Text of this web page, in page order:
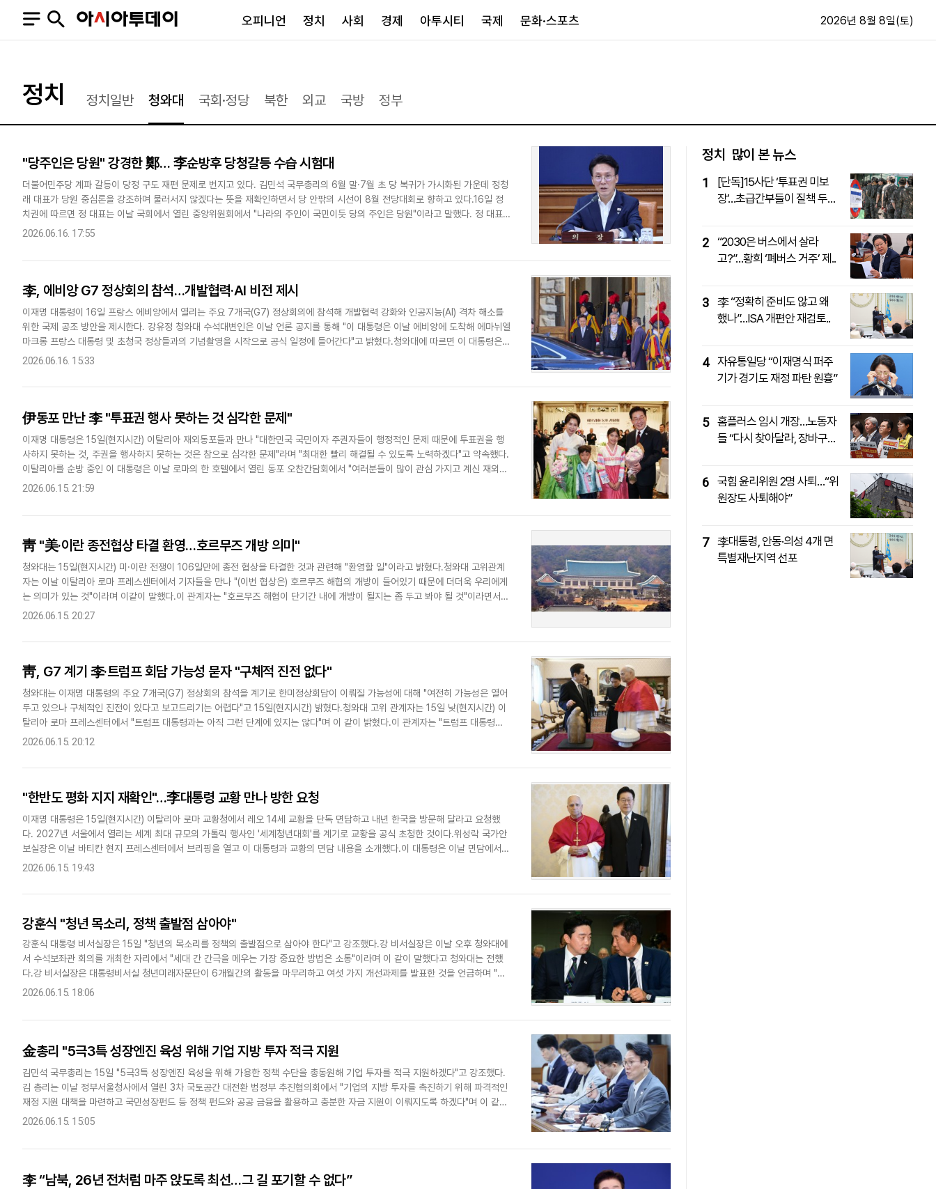
사설
피플
정치일반
청와대
북한
외교
국방
사회일반
교육·행정
노동·복지·환경
보건·의학
경제일반
IT·과학
부동산
영남
호남
중남미
유럽
중동·아프리카
지면보기
구독신청
First Edition
후원하기
알립니다
SNS 뉴스스탠드 네이버블로그 아투TV(유튜브) 페이스북
다국어뉴스 ENGLISH 中文 Tiếng Việt 패밀리사이트 대학동문골프최강전
오피니언 정치 사회 경제 아투시티 국제 문화·스포츠 2026년 8월 8일(토)
정치 정치일반 청와대 국회·정당 북한 외교 국방 정부
"당주인은 당원" 강경한 鄭… 李순방후 당청갈등 수습 시험대
더불어민주당 계파 갈등이 당정 구도 재편 문제로 번지고 있다. 김민석 국무총리의 6월 말·7월 초 당 복귀가 가시화된 가운데 정청
래 대표가 당원 중심론을 강조하며 물러서지 않겠다는 뜻을 재확인하면서 당 안팎의 시선이 8월 전당대회로 향하고 있다.16일 정
치권에 따르면 정 대표는 이날 국회에서 열린 중앙위원회에서 "나라의 주인이 국민이듯 당의 주인은 당원"이라고 말했다. 정 대표
는 "이재명 대통령의 수많은..
2026.06.16. 17:55
李, 에비앙 G7 정상회의 참석…개발협력·AI 비전 제시
이재명 대통령이 16일 프랑스 에비앙에서 열리는 주요 7개국(G7) 정상회의에 참석해 개발협력 강화와 인공지능(AI) 격차 해소를
위한 국제 공조 방안을 제시한다. 강유정 청와대 수석대변인은 이날 언론 공지를 통해 "이 대통령은 이날 에비앙에 도착해 에마뉘엘
마크롱 프랑스 대통령 및 초청국 정상들과의 기념촬영을 시작으로 공식 일정에 들어간다"고 밝혔다.청와대에 따르면 이 대통령은
오후 '새로운 파트너십 구축과 국제 연대 재건'을 주제로 열리는..
2026.06.16. 15:33
伊동포 만난 李 "투표권 행사 못하는 것 심각한 문제"
이재명 대통령은 15일(현지시간) 이탈리아 재외동포들과 만나 "대한민국 국민이자 주권자들이 행정적인 문제 때문에 투표권을 행
사하지 못하는 것, 주권을 행사하지 못하는 것은 참으로 심각한 문제"라며 "최대한 빨리 해결될 수 있도록 노력하겠다"고 약속했다.
이탈리아를 순방 중인 이 대통령은 이날 로마의 한 호텔에서 열린 동포 오찬간담회에서 "여러분들이 많이 관심 가지고 계신 재외국
민 투표 문제도 최대한 신속하게 해결하도록 노력하겠다"며 이 같이 말..
2026.06.15. 21:59
靑 "美·이란 종전협상 타결 환영…호르무즈 개방 의미"
청와대는 15일(현지시간) 미·이란 전쟁이 106일만에 종전 협상을 타결한 것과 관련해 "환영할 일"이라고 밝혔다.청와대 고위관계
자는 이날 이탈리아 로마 프레스센터에서 기자들을 만나 "(이번 협상은) 호르무즈 해협의 개방이 들어있기 때문에 더더욱 우리에게
는 의미가 있는 것"이라며 이같이 말했다.이 관계자는 "호르무즈 해협이 단기간 내에 개방이 될지는 좀 두고 봐야 될 것"이라면서도
"일단 환영할 만한 일이고 좀 바람직한 방향으로의 진전이라고..
2026.06.15. 20:27
靑, G7 계기 李·트럼프 회담 가능성 묻자 "구체적 진전 없다"
청와대는 이재명 대통령의 주요 7개국(G7) 정상회의 참석을 계기로 한미정상회담이 이뤄질 가능성에 대해 "여전히 가능성은 열어
두고 있으나 구체적인 진전이 있다고 보고드리기는 어렵다"고 15일(현지시간) 밝혔다.청와대 고위 관계자는 15일 낮(현지시간) 이
탈리아 로마 프레스센터에서 "트럼프 대통령과는 아직 그런 단계에 있지는 않다"며 이 같이 밝혔다.이 관계자는 "트럼프 대통령과
의 양자회담은 서로 시간이 맞고 가능하면 하겠다는 열려있는 입장"..
2026.06.15. 20:12
"한반도 평화 지지 재확인"…李대통령 교황 만나 방한 요청
이재명 대통령은 15일(현지시간) 이탈리아 로마 교황청에서 레오 14세 교황을 단독 면담하고 내년 한국을 방문해 달라고 요청했
다. 2027년 서울에서 열리는 세계 최대 규모의 가톨릭 행사인 '세계청년대회'를 계기로 교황을 공식 초청한 것이다.위성락 국가안
보실장은 이날 바티칸 현지 프레스센터에서 브리핑을 열고 이 대통령과 교황의 면담 내용을 소개했다.이 대통령은 이날 면담에서
한반도 평화 정책에 대한 국민의 염원과 정부의 구상을 설명했고, 평화..
2026.06.15. 19:43
강훈식 "청년 목소리, 정책 출발점 삼아야"
강훈식 대통령 비서실장은 15일 "청년의 목소리를 정책의 출발점으로 삼아야 한다"고 강조했다.강 비서실장은 이날 오후 청와대에
서 수석보좌관 회의를 개최한 자리에서 "세대 간 간극을 메우는 가장 중요한 방법은 소통"이라며 이 같이 말했다고 청와대는 전했
다.강 비서실장은 대통령비서실 청년미래자문단이 6개월간의 활동을 마무리하고 여섯 가지 개선과제를 발표한 것을 언급하며 "청
년들과 머리를 맞대어 마련한 실효성 있는 방안"이라고 평가했다.이어 "지금..
2026.06.15. 18:06
金총리 "5극3특 성장엔진 육성 위해 기업 지방 투자 적극 지원
김민석 국무총리는 15일 "5극3특 성장엔진 육성을 위해 가용한 정책 수단을 총동원해 기업 투자를 적극 지원하겠다"고 강조했다.
김 총리는 이날 정부서울청사에서 열린 3차 국토공간 대전환 범정부 추진협의회에서 "기업의 지방 투자를 촉진하기 위해 파격적인
재정 지원 대책을 마련하고 국민성장펀드 등 정책 펀드와 공공 금융을 활용하고 충분한 자금 지원이 이뤄지도록 하겠다"며 이 같이
말했다. 이 대통령은 "지역 주도 R&D(연구개발..
2026.06.15. 15:05
李 “남북, 26년 전처럼 마주 앉도록 최선…그 길 포기할 수 없다”
정치 많이 본 뉴스
1
[단독]15사단 ‘투표권 미보
장’…초급간부들이 질책 두
2 “2030은 버스에서 살라
고?”…황희 ‘폐버스 거주’ 제..
3 李 “정확히 준비도 않고 왜
했나”…ISA 개편안 재검토..
4 자유통일당 “이재명식 퍼주
기가 경기도 재정 파탄 원흉”
5 홈플러스 임시 개장…노동자
들 “다시 찾아달라, 장바구니
6 국힘 윤리위원 2명 사퇴…“위
원장도 사퇴해야”
7 李대통령, 안동·의성 4개 면
특별재난지역 선포